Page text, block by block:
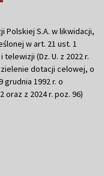
Polskiej S.A. w likwidacji,
w art. 21 ust. 1
(Dz. U. z 2022 r.
dotacji celowej, o
grudnia 1992 r. o
oraz z 2024 r. poz. 96)